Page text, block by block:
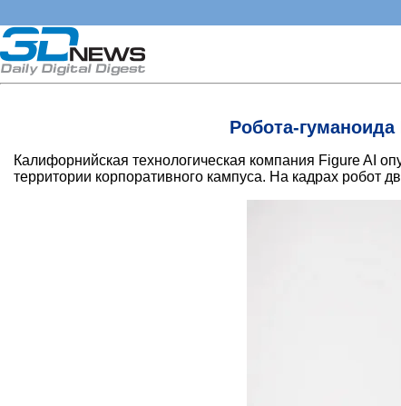
Робота-
Калифорнийская технологическая компания Figure AI
территории корпоративного кампуса. На кадрах